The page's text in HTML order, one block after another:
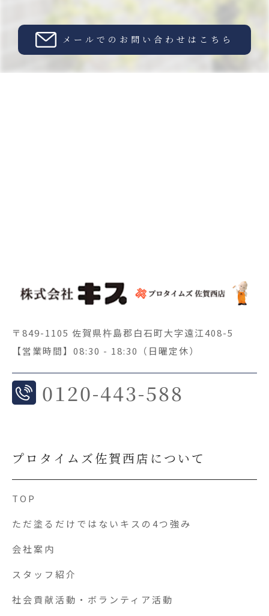
メールでのお問い合わせはこちら
〒849-1105 佐賀県杵島郡白石町大字遠江408-5
【営業時間】08:30 - 18:30（日曜定休）
0120-443-588
プロタイムズ佐賀西店について
TOP
ただ塗るだけではないキスの4つ強み
会社案内
スタッフ紹介
社会貢献活動・ボランティア活動